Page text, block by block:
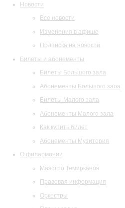
Новости
Все новости
Изменения в афише
Подписка на новости
Билеты и абонементы
Билеты Большого зала
Абонементы Большого зала
Билеты Малого зала
Абонементы Малого зала
Как купить билет
Абонементы Музитория
О филармонии
Маэстро Темирканов
Правовая информация
Оркестры